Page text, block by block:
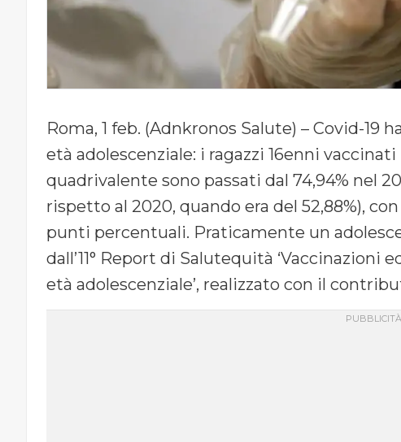
Roma, 1 feb. (Adnkronos Salute) – Covid-19
età adolescenziale: i ragazzi 16enni
quadrivalente sono passati dal 74,94% nel
rispetto al 2020, quando era del 52,88%),
punti percentuali. Praticamente un
dall’11° Report di Salutequità
età adolescenziale’, realizzato con il